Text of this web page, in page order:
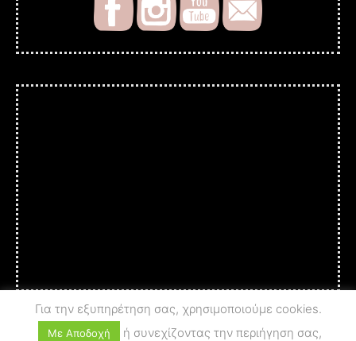
Για την εξυπηρέτηση σας, χρησιμοποιούμε cookies.
Με Αποδοχή ή συνεχίζοντας την περιήγηση σας,